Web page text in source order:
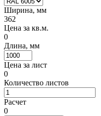
Ширина, мм
362
Цена за кв.м.
0
Длина, мм
Цена за лист
0
Количество листов
Расчет
0